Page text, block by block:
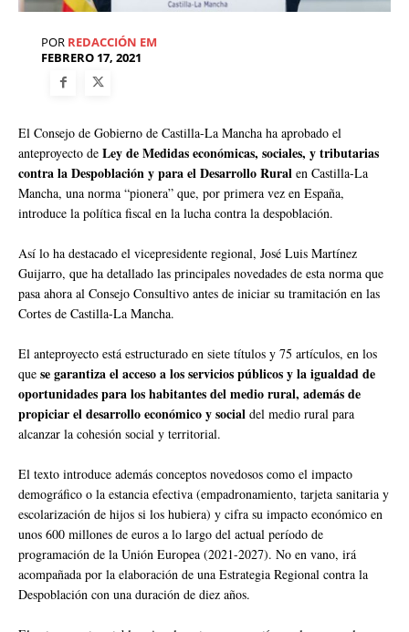
POR REDACCIÓN EM
FEBRERO 17, 2021
El Consejo de Gobierno de Castilla-La Mancha ha aprobado el
anteproyecto de Ley de Medidas económicas, sociales, y tributarias
contra la Despoblación y para el Desarrollo Rural en Castilla-La
Mancha, una norma “pionera” que, por primera vez en España,
introduce la política fiscal en la lucha contra la despoblación.
Así lo ha destacado el vicepresidente regional, José Luis Martínez
Guijarro, que ha detallado las principales novedades de esta norma que
pasa ahora al Consejo Consultivo antes de iniciar su tramitación en las
Cortes de Castilla-La Mancha.
El anteproyecto está estructurado en siete títulos y 75 artículos, en los
que se garantiza el acceso a los servicios públicos y la igualdad de
oportunidades para los habitantes del medio rural, además de
propiciar el desarrollo económico y social del medio rural para
alcanzar la cohesión social y territorial.
El texto introduce además conceptos novedosos como el impacto
demográfico o la estancia efectiva (empadronamiento, tarjeta sanitaria y
escolarización de hijos si los hubiera) y cifra su impacto económico en
unos 600 millones de euros a lo largo del actual período de
programación de la Unión Europea (2021-2027). No en vano, irá
acompañada por la elaboración de una Estrategia Regional contra la
Despoblación con una duración de diez años.